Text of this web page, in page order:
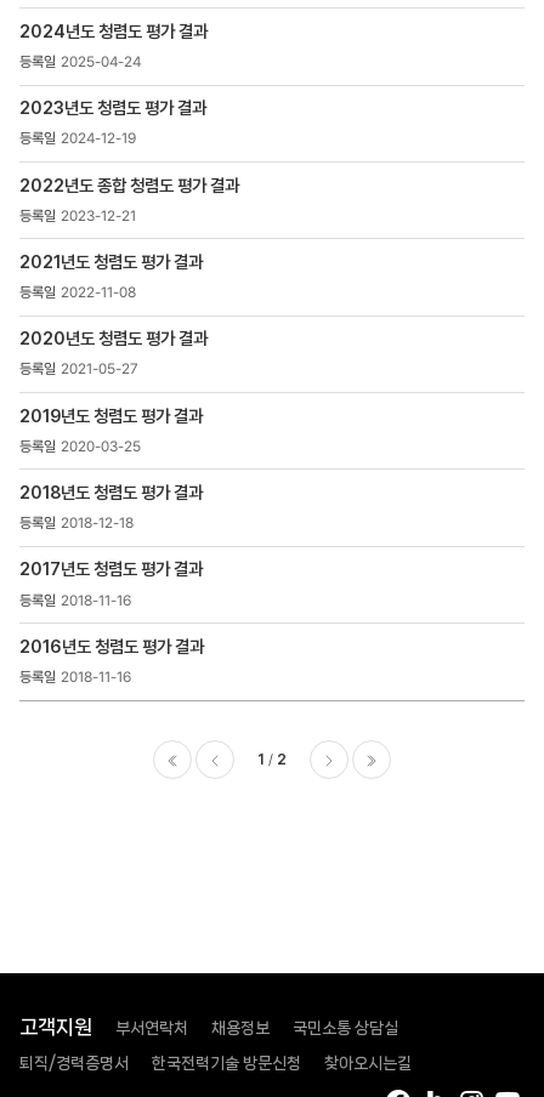
>
청렴도
평가결과
-
제목,
,
첨부파일
,
조회수
2024년도 청렴도 평가 결과
2025-04-24
2023년도 청렴도 평가 결과
2024-12-19
2022년도 종합 청렴도 평가 결과
2023-12-21
2021년도 청렴도 평가 결과
2022-11-08
2020년도 청렴도 평가 결과
2021-05-27
2019년도 청렴도 평가 결과
2020-03-25
2018년도 청렴도 평가 결과
2018-12-18
2017년도 청렴도 평가 결과
2018-11-16
2016년도 청렴도 평가 결과
2018-11-16
1 2
고객지원 부서연락처 채용정보 국민소통 상담실
퇴직/경력증명서 한국전력기술 방문신청 찾아오시는길